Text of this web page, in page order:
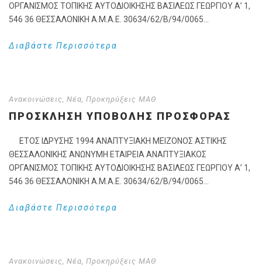
ΟΡΓΑΝΙΣΜΟΣ ΤΟΠΙΚΗΣ ΑΥΤΟΔΙΟΙΚΗΣΗΣ ΒΑΣΙΛΕΩΣ ΓΕΩΡΓΙΟΥ Α’ 1,
546 36 ΘΕΣΣΑΛΟΝΙΚΗ Α.Μ.Α.Ε. 30634/62/Β/94/0065...
Διαβάστε Περισσότερα
Ανακοινώσεις Νέα Προκηρύξεις ΜΑΘ
ΠΡΟΣΚΛΗΣΗ ΥΠΟΒΟΛΗΣ ΠΡΟΣΦΟΡΑΣ
ΕΤΟΣ ΙΔΡΥΣΗΣ 1994 ΑΝΑΠΤΥΞΙΑΚΗ ΜΕΙΖΟΝΟΣ ΑΣΤΙΚΗΣ
ΘΕΣΣΑΛΟΝΙΚΗΣ ΑΝΩΝΥΜΗ ΕΤΑΙΡΕΙΑ ΑΝΑΠΤΥΞΙΑΚΟΣ
ΟΡΓΑΝΙΣΜΟΣ ΤΟΠΙΚΗΣ ΑΥΤΟΔΙΟΙΚΗΣΗΣ ΒΑΣΙΛΕΩΣ ΓΕΩΡΓΙΟΥ Α’ 1,
546 36 ΘΕΣΣΑΛΟΝΙΚΗ Α.Μ.Α.Ε. 30634/62/Β/94/0065...
Διαβάστε Περισσότερα
Ανακοινώσεις Νέα Προκηρύξεις ΜΑΘ